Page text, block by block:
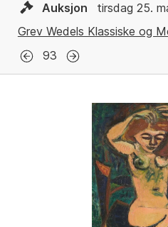
Auksjon
tirsdag 25.
Grev Wedels Klassiske og
93